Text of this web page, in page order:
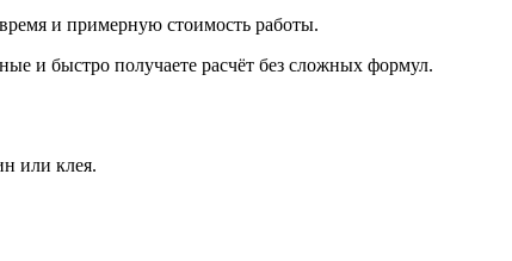
и примерную стоимость работы.
и быстро получаете расчёт без сложных формул.
или клея.